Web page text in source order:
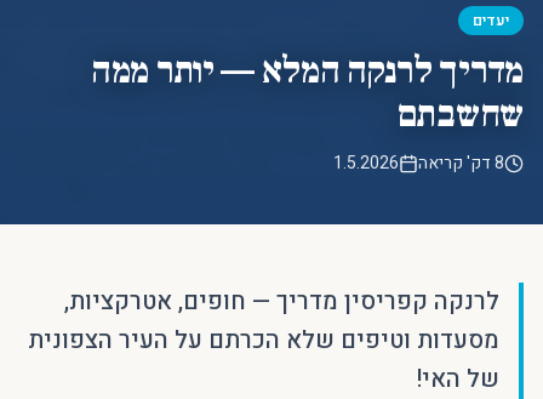
יעדים
מדריך לרנקה המלא — יותר ממה
שחשבתם
8 דק' קריאה 1.5.2026
לרנקה קפריסין מדריך — חופים, אטרקציות,
מסעדות וטיפים שלא הכרתם על העיר הצפונית
של האי!